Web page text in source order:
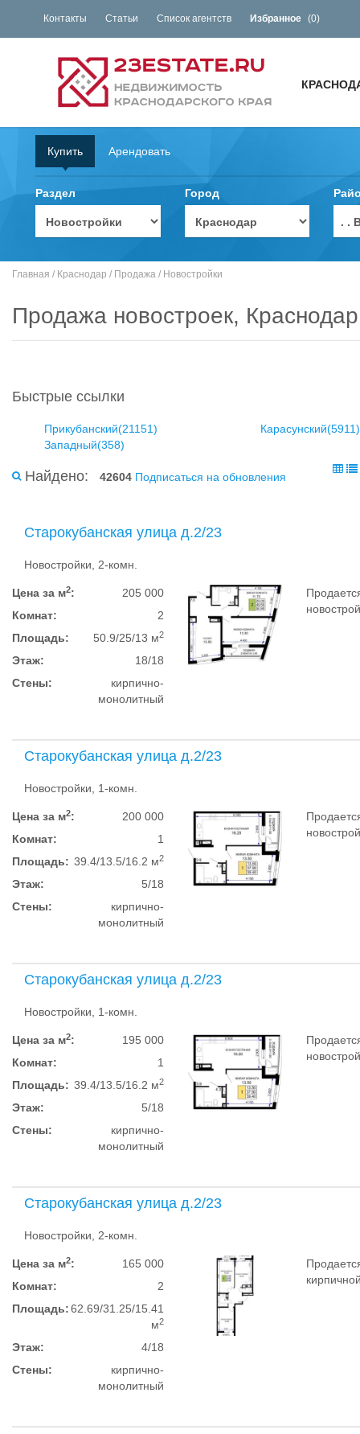
Контакты Статьи Список агентств Избранное (0)
Купить Арендовать
Раздел Город
. .
Главная / Краснодар / Продажа / Новостройки
Продажа новостроек, Краснодар
Быстрые ссылки
Прикубанский(21151)
Карасунский(5911)
Западный(358)
Найдено: 42604 Подписаться на обновления
Старокубанская улица д.2/23
Новостройки, 2-комн.
Цена за м2:
205 000
Комнат:
2
Площадь:
50.9/25/13 м2
Этаж:
18/18
Стены:
кирпично-
монолитный
Старокубанская улица д.2/23
Новостройки, 1-комн.
Цена за м2:
200 000
Комнат:
1
Площадь: 39.4/13.5/16.2 м2
Этаж:
5/18
Стены:
кирпично-
монолитный
Старокубанская улица д.2/23
Новостройки, 1-комн.
Цена за м2:
195 000
Комнат:
1
Площадь: 39.4/13.5/16.2 м2
Этаж:
5/18
Стены:
кирпично-
монолитный
Старокубанская улица д.2/23
Новостройки, 2-комн.
Цена за м2:
165 000
Комнат:
2
Площадь: 62.69/31.25/15.41
м2
Этаж:
4/18
Стены:
кирпично-
монолитный